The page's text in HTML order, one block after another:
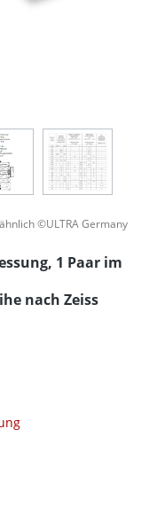
©ULTRA Germany
1 Paar im
nach Zeiss